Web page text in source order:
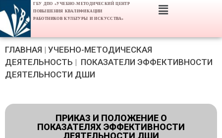
ГБУ ДПО «УЧЕБНО-МЕТОДИЧЕСКИЙ ЦЕНТР
ПОВЫШЕНИЯ КВАЛИФИКАЦИИ
РАБОТНИКОВ КУЛЬТУРЫ И ИСКУССТВА»
ГЛАВНАЯ | УЧЕБНО-МЕТОДИЧЕСКАЯ
ДЕЯТЕЛЬНОСТЬ | ПОКАЗАТЕЛИ ЭФФЕКТИВНОСТИ
ДЕЯТЕЛЬНОСТИ ДШИ
ПРИКАЗ И ПОЛОЖЕНИЕ О
ПОКАЗАТЕЛЯХ ЭФФЕКТИВНОСТИ
ДЕЯТЕЛЬНОСТИ ДШИ